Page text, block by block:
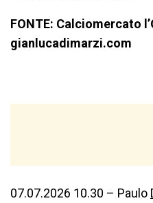
FONTE: Calciomercato
gianlucadimarzi.com
07.07.2026 10.30 – Paulo